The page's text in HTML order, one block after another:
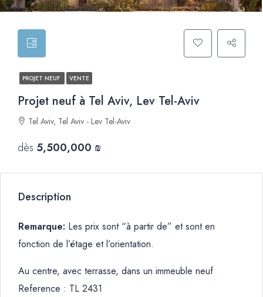
PROJET NEUF VENTE
Projet neuf à Tel Aviv, Lev Tel-Aviv
Tel Aviv, Tel Aviv - Lev Tel-Aviv
dès 5,500,000 ₪
Description
Remarque: Les prix sont “à partir de” et sont en
fonction de l’étage et l’orientation.
Au centre, avec terrasse, dans un immeuble neuf
Reference : TL 2431